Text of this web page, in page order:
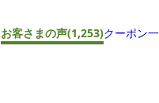
お客さまの声(1,253)クーポン